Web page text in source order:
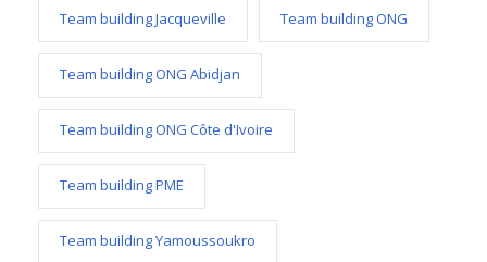
Team building Jacqueville Team building ONG
Team building ONG Abidjan
Team building ONG Côte d'Ivoire
Team building PME
Team building Yamoussoukro